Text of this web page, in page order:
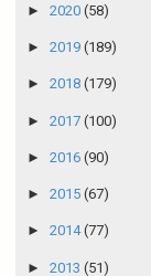
► 2020 (58)
► 2019 (189)
► 2018 (179)
► 2017 (100)
► 2016 (90)
► 2015 (67)
► 2014(77)
► 2013 (51)